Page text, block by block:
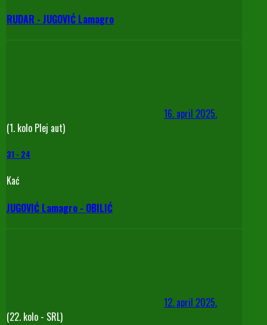
RUDAR - JUGOVIĆ Lamagro
16. april 2025.
(1. kolo Plej aut)
31 - 24
Kać
JUGOVIĆ Lamagro - OBILIĆ
12. april 2025.
(22. kolo - SRL)